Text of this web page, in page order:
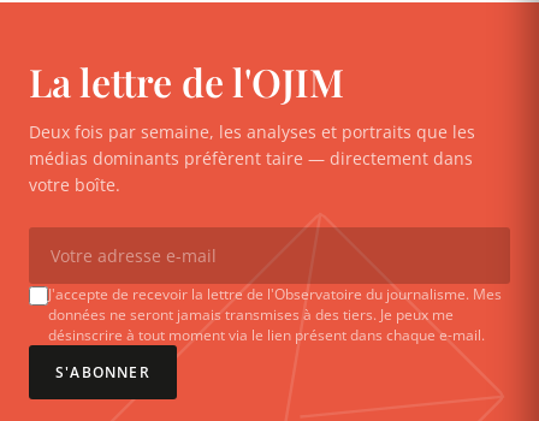
La lettre de l'OJIM
Deux fois par semaine, les analyses et portraits que les
médias dominants préfèrent taire — directement dans
votre boîte.
J'accepte de recevoir la lettre de l'Observatoire du journalisme. Mes
données ne seront jamais transmises à des tiers. Je peux me
désinscrire à tout moment via le lien présent dans chaque e-mail.
S'ABONNER